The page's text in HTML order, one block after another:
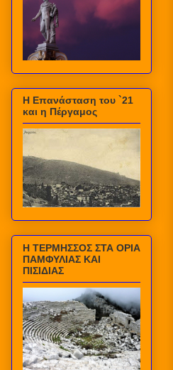
Η Επανάσταση του `21
και η Πέργαμος
Η ΤΕΡΜΗΣΣΟΣ ΣΤΑ ΟΡΙΑ
ΠΑΜΦΥΛΙΑΣ ΚΑΙ
ΠΙΣΙΔΙΑΣ